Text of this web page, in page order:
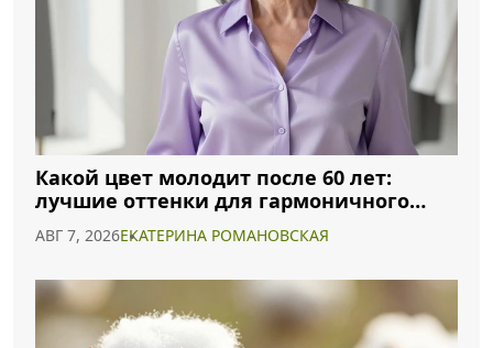
Какой цвет молодит после 60 лет:
лучшие оттенки для гармоничного
АВГ 7, 2026ЕКАТЕРИНА РОМАНОВСКАЯ